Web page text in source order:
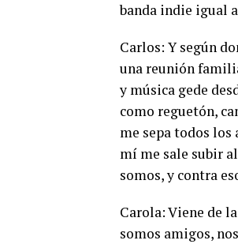
banda indie igual
Carlos: Y según
una reunión
y música gede
como reguetón,
me sepa todos los
mí me sale subir
somos, y contra
Carola: Viene de
somos amigos,